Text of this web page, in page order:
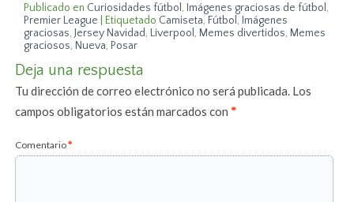
Publicado en Curiosidades fútbol , Imágenes graciosas de fútbol ,
Premier League
Etiquetado Camiseta, Fútbol , Imágenes
graciosas, Jersey Navidad, Liverpool , Memes divertidos, Memes
graciosos, Nueva, Posar
Deja una respuesta
Tu dirección de correo electrónico no será publicada. Los
campos obligatorios están marcados con*
Comentario*